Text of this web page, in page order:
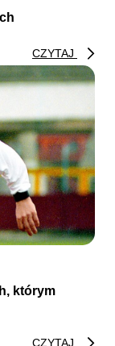
CZYTAJ
którym
CZYTAJ